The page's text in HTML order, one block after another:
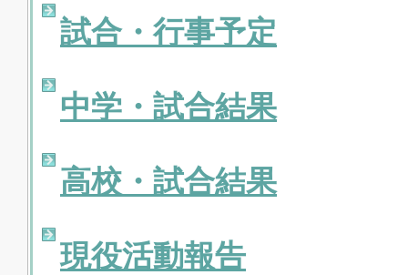
試合・行事予定
中学・試合結果
高校・試合結果
現役活動報告